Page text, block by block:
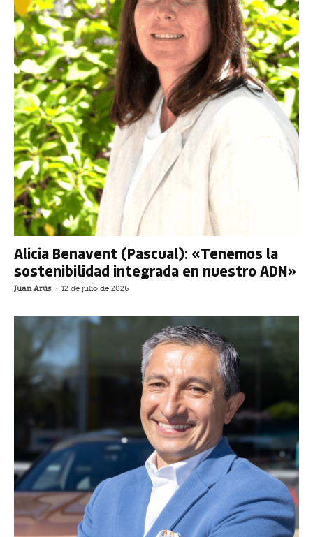
Alicia Benavent (Pascual): «Tenemos la
sostenibilidad integrada en nuestro ADN»
Juan Arús - 12 de julio de 2026